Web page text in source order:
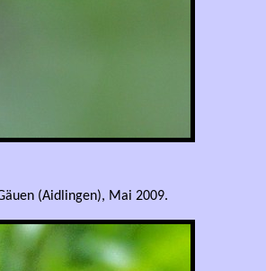
(Aidlingen), Mai 2009.